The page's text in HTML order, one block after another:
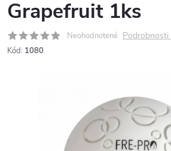
Grapefruit 1ks
Neohodnotené
Kód: 1080